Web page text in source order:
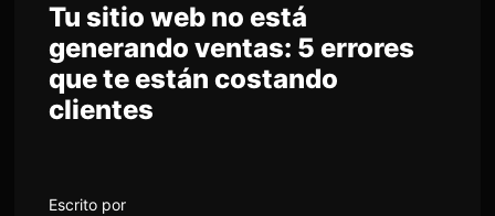
Tu sitio web no está
generando ventas: 5 errores
que te están costando
clientes
Escrito por